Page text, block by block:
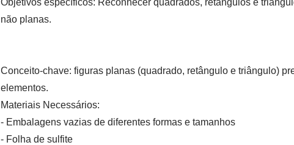
Objetivos específicos: Reconhecer quadrados, retângulos e
não planas.
Conceito-chave: figuras planas (quadrado, retângulo e triângulo)
elementos.
Materiais Necessários:
- Embalagens vazias de diferentes formas e tamanhos
- Folha de sulfite